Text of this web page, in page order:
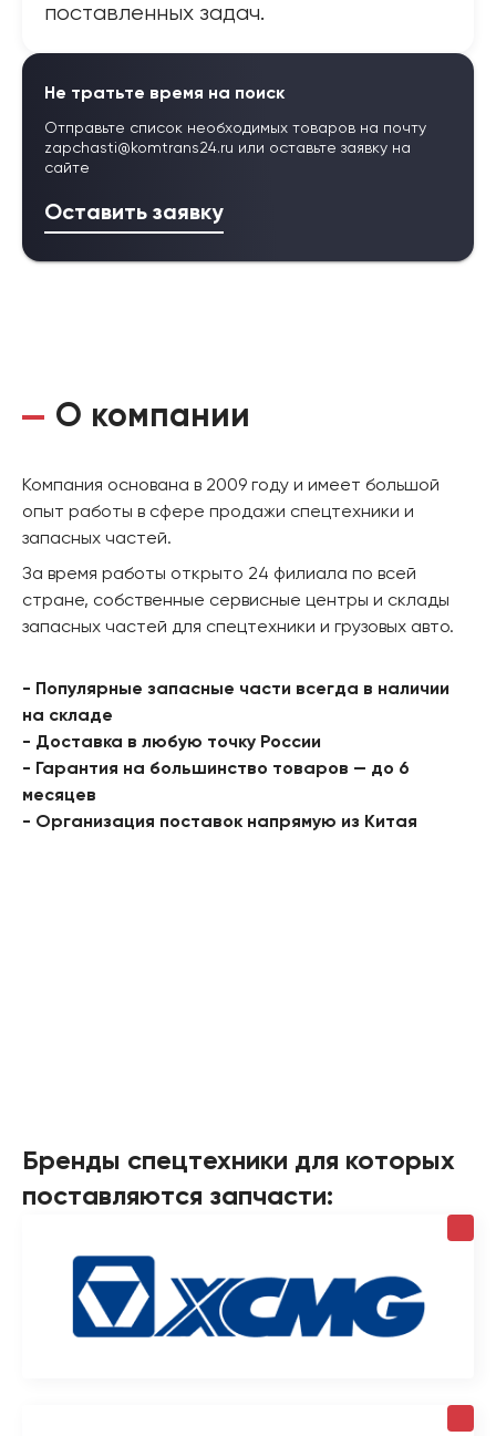
поставленных задач.
Не тратьте время на поиск
Отправьте список необходимых товаров на почту
zapchasti@komtrans24.ru или оставьте заявку на
сайте
Оставить заявку
О компании
Компания основана в 2009 году и имеет большой
опыт работы в сфере продажи спецтехники и
запасных частей.
За время работы открыто 24 филиала по всей
стране, собственные сервисные центры и склады
запасных частей для спецтехники и грузовых авто.
- Популярные запасные части всегда в наличии
на складе
- Доставка в любую точку России
- Гарантия на большинство товаров — до 6
месяцев
- Организация поставок напрямую из Китая
Бренды спецтехники для которых
поставляются запчасти: